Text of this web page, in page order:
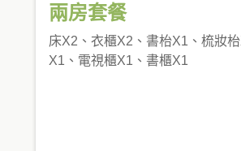
兩房套餐
床X2、衣櫃X2、書枱X1、梳妝
X1、電視櫃X1、書櫃X1